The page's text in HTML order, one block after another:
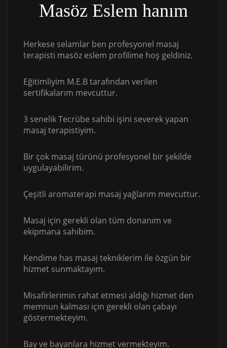
Masöz Eslem hanım
Herkese selamlar ben profesyonel masaj
terapisti masöz eslem profilime hoş geldiniz.
Eğitimliyim M.E.B tarafından verilen
sertifikalarım mevcuttur.
3 senelik Tecrübe sahibi işini severek yapan
masaj terapistiyim.
Bir çok masaj türünü profesyonel bir şekilde
uygulayabilirim.
Çeşitli aromaterapi masaj yağlarım mevcuttur.
Masaj için gerekli olan tüm donanım ve
ekipmana sahibim.
Kendime has masaj tekniklerim ile özgün bir
hizmet sunmaktayım.
Misafirlerimin rahat etmesi aldığı hizmet den
memnun kalması için gerekli olan çabayı
göstermekteyim.
Bay ve bayanlara hizmet vermekteyim.